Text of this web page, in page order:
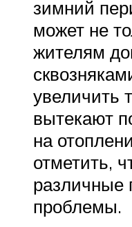
зимний
может не
жителям
увеличить
вытекают
на
отметить,
различные
проблемы.